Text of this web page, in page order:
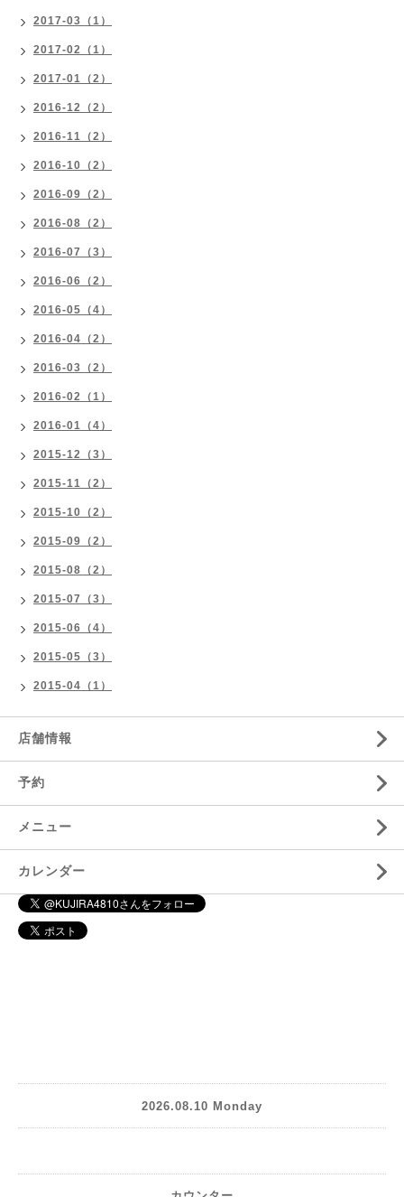
2017-03（1）
2017-02（1）
2017-01（2）
2016-12（2）
2016-11（2）
2016-10（2）
2016-09（2）
2016-08（2）
2016-07（3）
2016-06（2）
2016-05（4）
2016-04（2）
2016-03（2）
2016-02（1）
2016-01（4）
2015-12（3）
2015-11（2）
2015-10（2）
2015-09（2）
2015-08（2）
2015-07（3）
2015-06（4）
2015-05（3）
2015-04（1）
店舗情報
予約
メニュー
カレンダー
2026.08.10 Monday